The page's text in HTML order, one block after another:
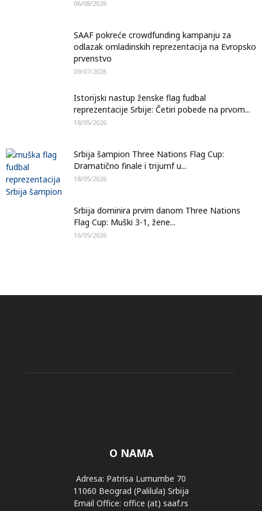
06/08/2026
SAAF pokreće crowdfunding kampanju za
odlazak omladinskih reprezentacija na Evropsko
prvenstvo
09/07/2026
Istorijski nastup ženske flag fudbal
reprezentacije Srbije: Četiri pobede na prvom...
18/05/2026
Srbija šampion Three Nations Flag Cup:
Dramatično finale i trijumf u...
18/05/2026
Srbija dominira prvim danom Three Nations
Flag Cup: Muški 3-1, žene...
16/05/2026
O NAMA
Adresa: Patrisa Lumumbe 70
11060 Beograd (Palilula) Srbija
Email Office: office (at) saaf.rs